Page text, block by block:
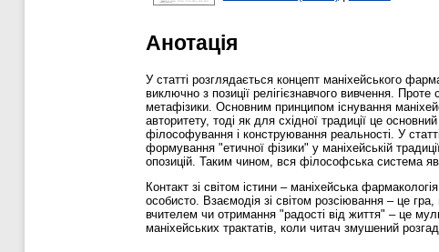
Анотація
У статті розглядається концепт маніхейського
виключно з позиції релігієзнавчого вивчення.
метафізики. Основним принципом існування
авторитету, тоді як для східної традиції це
філософування і конструювання реальності. У
формування "етичної фізики" у маніхейській
опозицій. Таким чином, вся філософська система
Контакт зі світом істини – маніхейська
особисто. Взаємодія зі світом розсіювання – це
вчителем чи отримання "радості від життя" – це
маніхейських трактатів, коли читач змушений